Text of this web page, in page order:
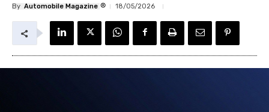
By Automobile Magazine ® 18/05/2026